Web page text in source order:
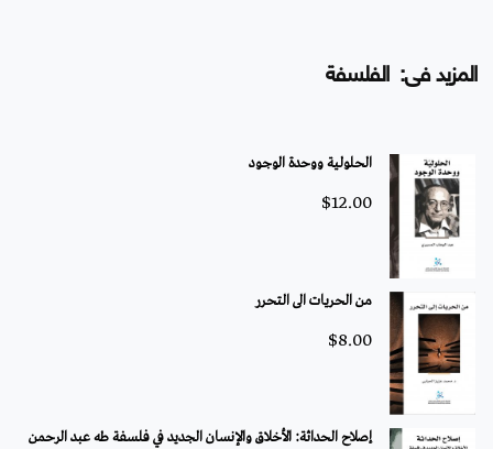
المزيد فى: الفلسفة
الحلولية ووحدة الوجود
$12.00
من الحريات الى التحرر
$8.00
إصلاح الحداثة: الأخلاق والإنسان الجديد في فلسفة طه عبد الرحمن